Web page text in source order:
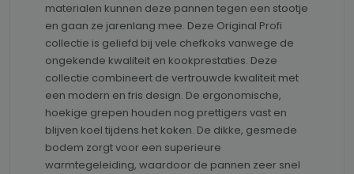
materialen kunnen deze pannen tegen een stootje
en gaan ze jarenlang mee. Deze Original Profi
collectie is geliefd bij vele chefkoks vanwege de
ongekende kwaliteit en kookprestaties. Deze
collectie combineert de vertrouwde kwaliteit met
een modern en fris design. De ergonomische,
hoekige grepen houden nog prettigers vast en
blijven koel tijdens het koken. De dikke, gesmede
bodem zorgt voor een superieure
warmtegeleiding, waardoor de pannen zeer snel